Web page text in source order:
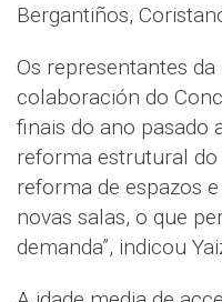
Bergantiños,
Os representantes
colaboración do
finais do ano pasado
reforma estrutural
reforma de espazos
novas salas, o que
demanda”, indicou